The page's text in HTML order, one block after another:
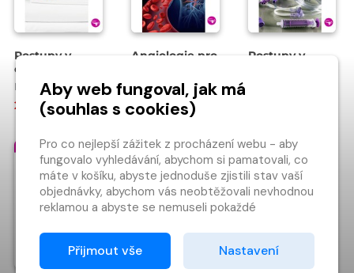
Postupy v
ošetřovatelské
péči 4
Miroslava Kachlová , Ilona Plevová
212 Kč
Angiologie pro
Eva Janíková , Ilona Plevová , Adriana Hajdučková
297 Kč
Postupy v
Aby web fungoval, jak má
(souhlas s cookies)
Pro co nejlepší zážitek z procházení webu - aby
fungovalo vyhledávání, abychom si pamatovali, co
máte v košíku, abyste jednoduše zjistili stav vaší
objednávky, abychom vás neobtěžovali nevhodnou
reklamou a abyste se nemuseli pokaždé
Proto od vás potřebujeme souhlas se
zpracováním souborů cookies
Přijmout vše Nastavení